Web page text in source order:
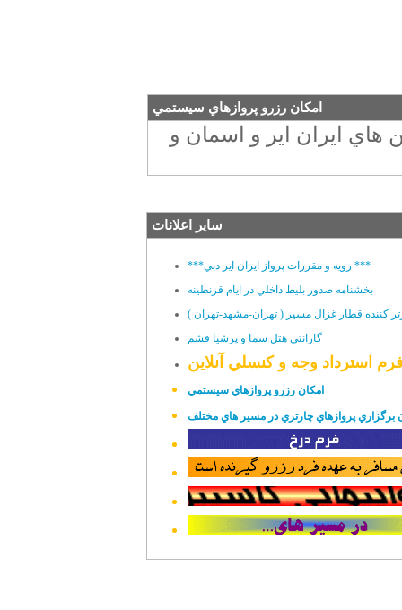
امکان رزرو پروازهاي سيستمي
هاي ايران اير و اسمان و
سایر اعلانات
***رويه و مقررات پرواز ايران اير دبي ***
بخشنامه صدور بليط داخلي در ايام قرنطينه
کننده قطار غزال مسير ( تهران-مشهد-تهران )
گارانتي هتل سما و پرشيا قشم
استرداد وجه و کنسلي آنلاين
امکان رزرو پروازهاي سيستمي
برگزاري پروازهاي چارتري در مسير هاي مختلف